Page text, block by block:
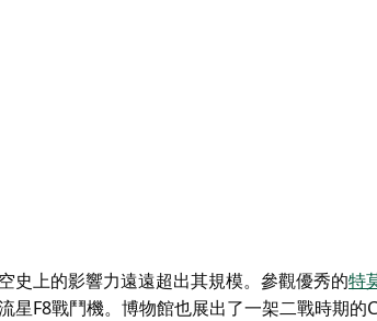
史上的影響力遠遠超出其規模。參觀優秀的特
F8戰鬥機。博物館也展出了一架二戰時期的